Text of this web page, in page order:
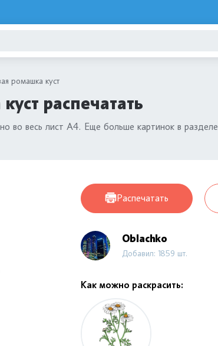
ромашка куст
распечатать
во весь лист А4. Еще больше картинок в разделе
Распечатать
Oblachko
Добавил: 1859 шт.
Как можно раскрасить: